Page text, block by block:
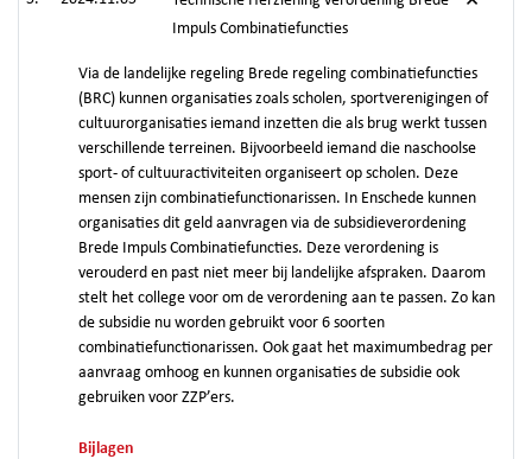
Impuls Combinatiefuncties
Via de landelijke regeling Brede regeling combinatiefuncties
(BRC) kunnen organisaties zoals scholen, sportverenigingen of
cultuurorganisaties iemand inzetten die als brug werkt tussen
verschillende terreinen. Bijvoorbeeld iemand die naschoolse
sport- of cultuuractiviteiten organiseert op scholen. Deze
mensen zijn combinatiefunctionarissen. In Enschede kunnen
organisaties dit geld aanvragen via de subsidieverordening
Brede Impuls Combinatiefuncties. Deze verordening is
verouderd en past niet meer bij landelijke afspraken. Daarom
stelt het college voor om de verordening aan te passen. Zo kan
de subsidie nu worden gebruikt voor 6 soorten
combinatiefunctionarissen. Ook gaat het maximumbedrag per
aanvraag omhoog en kunnen organisaties de subsidie ook
gebruiken voor ZZP’ers.
Bijlagen